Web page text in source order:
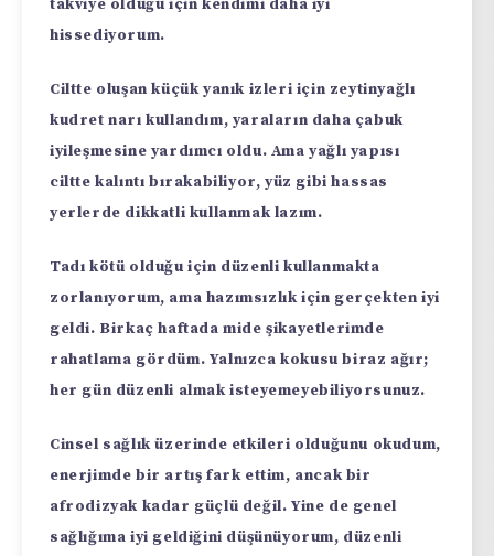
takviye olduğu için kendimi daha iyi
hissediyorum.
Ciltte oluşan küçük yanık izleri için zeytinyağlı
kudret narı kullandım, yaraların daha çabuk
iyileşmesine yardımcı oldu. Ama yağlı yapısı
ciltte kalıntı bırakabiliyor, yüz gibi hassas
yerlerde dikkatli kullanmak lazım.
Tadı kötü olduğu için düzenli kullanmakta
zorlanıyorum, ama hazımsızlık için gerçekten iyi
geldi. Birkaç haftada mide şikayetlerimde
rahatlama gördüm. Yalnızca kokusu biraz ağır;
her gün düzenli almak isteyemeyebiliyorsunuz.
Cinsel sağlık üzerinde etkileri olduğunu okudum,
enerjimde bir artış fark ettim, ancak bir
afrodizyak kadar güçlü değil. Yine de genel
sağlığıma iyi geldiğini düşünüyorum, düzenli